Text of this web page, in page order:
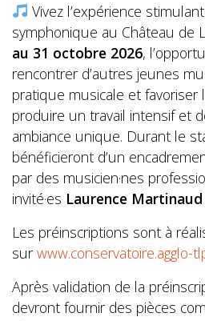
Vivez l’expérience
symphonique au Château de
au 31 octobre 2026,
rencontrer d’autres jeunes
pratique musicale et favoriser
produire un travail intensif et
ambiance unique. Durant le
bénéficieront d’un
par des musicien·nes
invité·es Laurence Martinaud
Les préinscriptions sont à
sur www.conservatoire.agglo-
Après validation de la
devront fournir des pièces